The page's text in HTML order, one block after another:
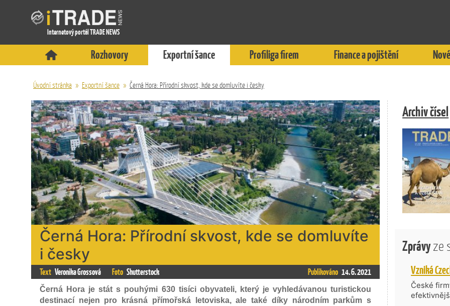
Internetový portál TRADE NEWS
Rozhovory Exportní šance Profiliga firem Finance a pojištění
Úvodní stránka » Exportní šance » Černá Hora: Přírodní skvost, kde se domluvíte i česky
Černá Hora: Přírodní skvost, kde se domluvíte
i česky
Text Veronika Grossová Foto Shutterstock Publikováno 14. 6. 2021
Černá Hora je stát s pouhými 630 tisíci obyvateli, který je vyhledávanou turistickou
destinací nejen pro krásná přímořská letoviska, ale také díky národním parkům s
Archiv čísel
Zprávyze
České